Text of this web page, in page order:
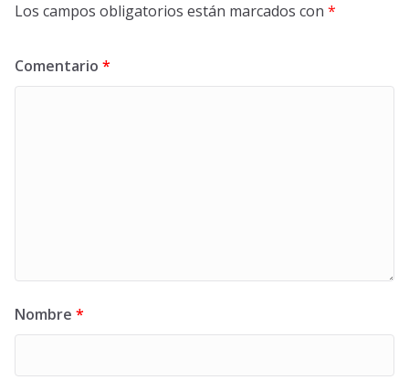
Los campos obligatorios están marcados con *
Comentario *
Nombre *